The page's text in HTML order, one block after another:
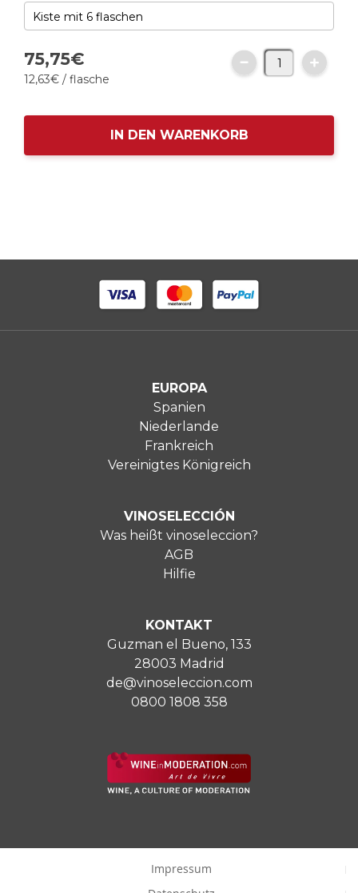
75,75€
12,63€ / flasche
IN DEN WARENKORB
EUROPA
Spanien
Niederlande
Frankreich
Vereinigtes Königreich
VINOSELECCIÓN
Was heißt vinoseleccion?
AGB
Hilfie
KONTAKT
Guzman el Bueno, 133
28003 Madrid
de@vinoseleccion.com
0800 1808 358
Impressum